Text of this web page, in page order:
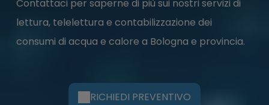
Contattaci per saperne di più sui nostri servizi di
lettura, telelettura e contabilizzazione dei
consumi di acqua e calore a Bologna e provincia.
RICHIEDI PREVENTIVO